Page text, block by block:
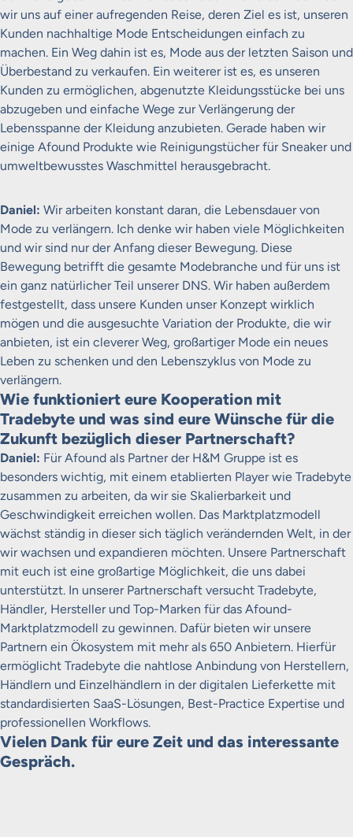
wir uns auf einer aufregenden Reise, deren Ziel es ist, unseren
Kunden nachhaltige Mode Entscheidungen einfach zu
machen. Ein Weg dahin ist es, Mode aus der letzten Saison und
Überbestand zu verkaufen. Ein weiterer ist es, es unseren
Kunden zu ermöglichen, abgenutzte Kleidungsstücke bei uns
abzugeben und einfache Wege zur Verlängerung der
Lebensspanne der Kleidung anzubieten. Gerade haben wir
einige Afound Produkte wie Reinigungstücher für Sneaker und
umweltbewusstes Waschmittel herausgebracht.
Daniel: Wir arbeiten konstant daran, die Lebensdauer von
Mode zu verlängern. Ich denke wir haben viele Möglichkeiten
und wir sind nur der Anfang dieser Bewegung. Diese
Bewegung betrifft die gesamte Modebranche und für uns ist
ein ganz natürlicher Teil unserer DNS. Wir haben außerdem
festgestellt, dass unsere Kunden unser Konzept wirklich
mögen und die ausgesuchte Variation der Produkte, die wir
anbieten, ist ein cleverer Weg, großartiger Mode ein neues
Leben zu schenken und den Lebenszyklus von Mode zu
verlängern.
Wie funktioniert eure Kooperation mit
Tradebyte und was sind eure Wünsche für die
Zukunft bezüglich dieser Partnerschaft?
Daniel: Für Afound als Partner der H&M Gruppe ist es
besonders wichtig, mit einem etablierten Player wie Tradebyte
zusammen zu arbeiten, da wir sie Skalierbarkeit und
Geschwindigkeit erreichen wollen. Das Marktplatzmodell
wächst ständig in dieser sich täglich verändernden Welt, in der
wir wachsen und expandieren möchten. Unsere Partnerschaft
mit euch ist eine großartige Möglichkeit, die uns dabei
unterstützt. In unserer Partnerschaft versucht Tradebyte,
Händler, Hersteller und Top-Marken für das Afound-
Marktplatzmodell zu gewinnen. Dafür bieten wir unsere
Partnern ein Ökosystem mit mehr als 650 Anbietern. Hierfür
ermöglicht Tradebyte die nahtlose Anbindung von Herstellern,
Händlern und Einzelhändlern in der digitalen Lieferkette mit
standardisierten SaaS-Lösungen, Best-Practice Expertise und
professionellen Workflows.
Vielen Dank für eure Zeit und das interessante
Gespräch.